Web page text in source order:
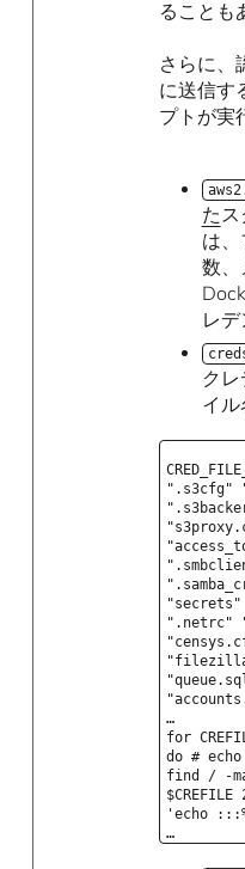
ることも
さらに、
に送信す
プトが実
た
は
数、
レデ
ク
イル
".s3cfg"
".netrc"
…
for
do #
find / -
'echo
…